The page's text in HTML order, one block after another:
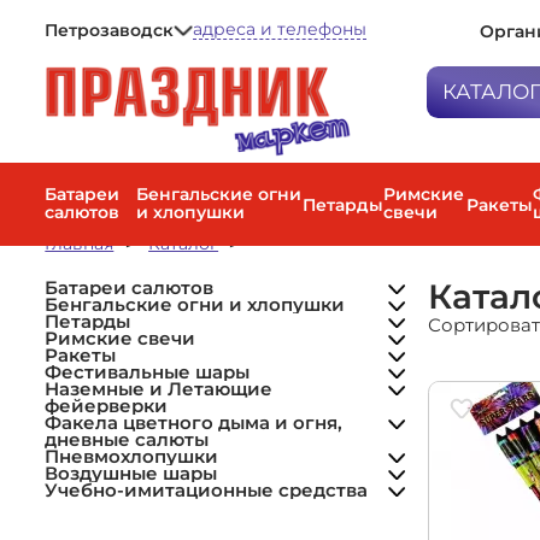
Петрозаводск
Мурманск
Санкт-Петербург
адреса и телефоны
Петарды
Ракеты
Факела
дневные
Батареи
салютов
Бенгальские огни
и хлопушки
ПетардыРимские
свечи
Ракеты
Главная
Каталог
Батареи салютов
Малые салюты
Большие салюты
Высотные (Крупнокалиберные)
Фонтан + фейерверк
Комбинированные
(разнокалиберные)
Бенгальские огни и хлопушки
Хлопушки
Петарды
Петарды
Римские свечи
Римские свечи большие
Римские свечи средние
Ракеты
Мини-ракеты (до 20 м)
Средние ракеты (20–40 м)
Наборы ракет
Фестивальные шары
Наземные и Летающие
фейерверки
Наземные фейерверки
Летающие фейерверки
Факела цветного дыма и огня,
дневные салюты
Дневные фейерверки
Пиротехнические фонтаны
Цветной дым
Фонтаны для торта
Гендер пати
Пневмохлопушки
Воздушные шары
Фольгированные шары
Учебно-имитационные средства
Гранаты учебные